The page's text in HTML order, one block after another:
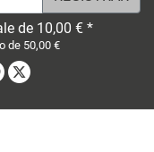
de 10,00 € *
de 50,00 €
Pinterest